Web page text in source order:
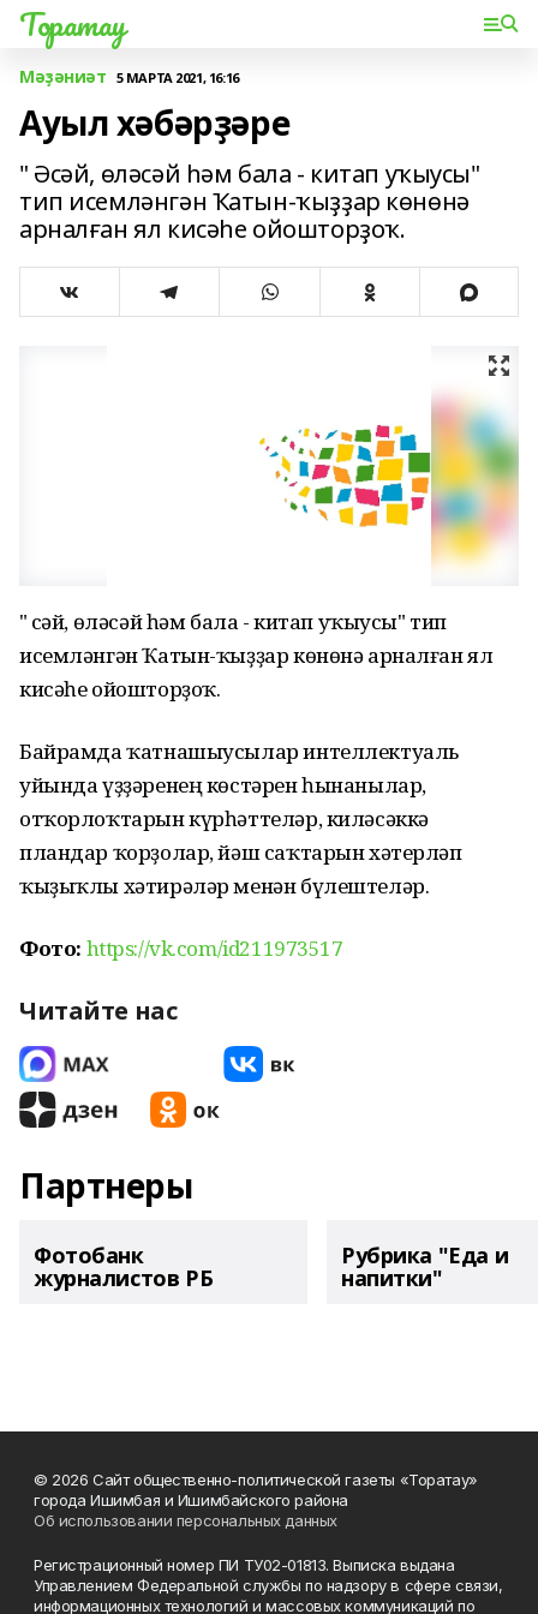
Торатау
Мәҙәниәт 5 МАРТА 2021, 16:16
Ауыл хәбәрҙәре
" Әсәй, өләсәй һәм бала - китап уҡыусы"
тип исемләнгән Ҡатын-ҡыҙҙар көнөнә
арналған ял кисәһе ойошторҙоҡ.
" Әсәй, өләсәй һәм бала - китап уҡыусы" тип
исемләнгән Ҡатын-ҡыҙҙар көнөнә арналған ял
кисәһе ойошторҙоҡ.
Байрамда ҡатнашыусылар интеллектуаль
уйында үҙҙәренең көстәрен һынанылар,
отҡорлоҡтарын күрһәттеләр, киләсәккә
пландар ҡорҙолар, йәш саҡтарын хәтерләп
ҡыҙыҡлы хәтирәләр менән бүлештеләр.
Фото: https://vk.com/id211973517
Читайте нас
Партнеры
Фотобанк
журналистов РБ
Рубрика "Еда и
напитки"
© 2026 Сайт общественно-политической газеты «Торатау»
города Ишимбая и Ишимбайского района
Об использовании персональных данных
Регистрационный номер ПИ ТУ02-01813. Выписка выдана
Управлением Федеральной службы по надзору в сфере связи,
информационных технологий и массовых коммуникаций по